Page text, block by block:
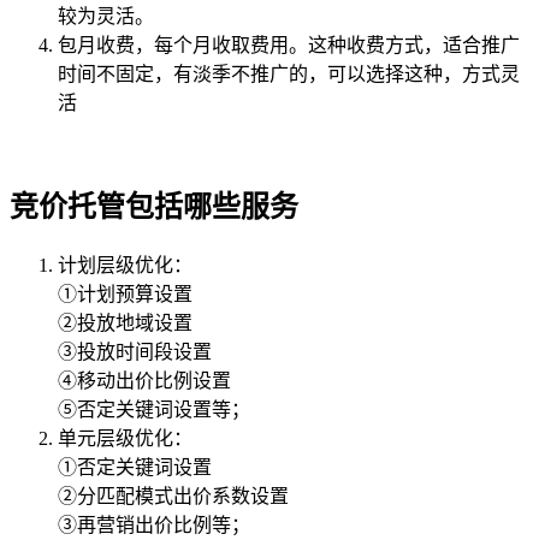
较为灵活。
包月收费，每个月收取费用。这种收费方式，适合推广
时间不固定，有淡季不推广的，可以选择这种，方式灵
活
竞价托管包括哪些服务
计划层级优化：
①计划预算设置
②投放地域设置
③投放时间段设置
④移动出价比例设置
⑤否定关键词设置等；
单元层级优化：
①否定关键词设置
②分匹配模式出价系数设置
③再营销出价比例等；